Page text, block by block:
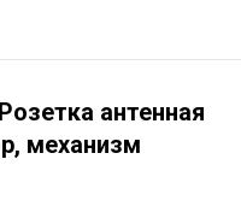
антенная
механизм